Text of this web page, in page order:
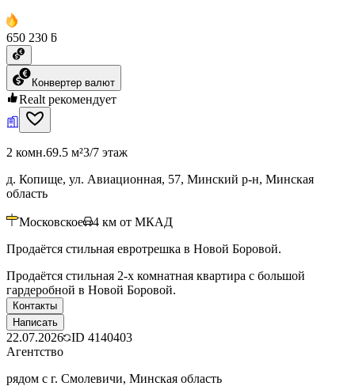
650 230 ƃ
Конвертер валют
Realt рекомендует
2 комн.69.5 м²3/7 этаж
д. Копище, ул. Авиационная, 57, Минский р-н, Минская
область
Московское 4 км от МКАД
Продаётся стильная евротрешка в Новой Боровой.
Продаётся стильная 2-х комнатная квартира с большой
гардеробной в Новой Боровой.
Контакты
Написать
22.07.2026 ID 4140403
Агентство
рядом с г. Смолевичи, Минская область